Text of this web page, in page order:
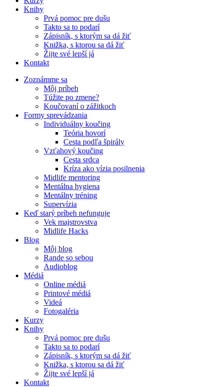
Knihy
Prvá pomoc pre dušu
Takto sa to podarí
Zápisník, s ktorým sa dá žiť
Knižka, s ktorou sa dá žiť
Žijte své lepší já
Kontakt
Zoznámme sa
Môj príbeh
Túžite po zmene?
Koučovaní o zážitkoch
Formy sprevádzania
Individuálny koučing
Teória hovorí
Cesta podľa špirály
Vzťahový koučing
Cesta srdca
Kríza ako vízia posilnenia
Midlife mentoring
Mentálna hygiena
Mentálny tréning
Supervízia
Keď starý príbeh nefunguje
Vek majstrovstva
Midlife Hacks
Blog
Môj blog
Rande so sebou
Audioblog
Médiá
Online médiá
Printové médiá
Videá
Fotogaléria
Kurzy
Knihy
Prvá pomoc pre dušu
Takto sa to podarí
Zápisník, s ktorým sa dá žiť
Knižka, s ktorou sa dá žiť
Žijte své lepší já
Kontakt